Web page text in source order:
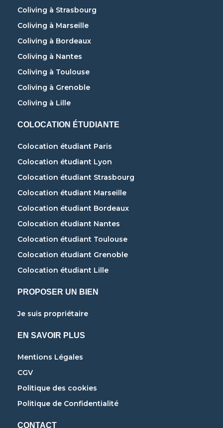
Coliving à Strasbourg
Coliving à Marseille
Coliving à Bordeaux
Coliving à Nantes
Coliving à Toulouse
Coliving à Grenoble
Coliving à Lille
COLOCATION ÉTUDIANTE
Colocation étudiant Paris
Colocation étudiant Lyon
Colocation étudiant Strasbourg
Colocation étudiant Marseille
Colocation étudiant Bordeaux
Colocation étudiant Nantes
Colocation étudiant Toulouse
Colocation étudiant Grenoble
Colocation étudiant Lille
PROPOSER UN BIEN
Je suis propriétaire
EN SAVOIR PLUS
Mentions Légales
CGV
Politique des cookies
Politique de Confidentialité
CONTACT